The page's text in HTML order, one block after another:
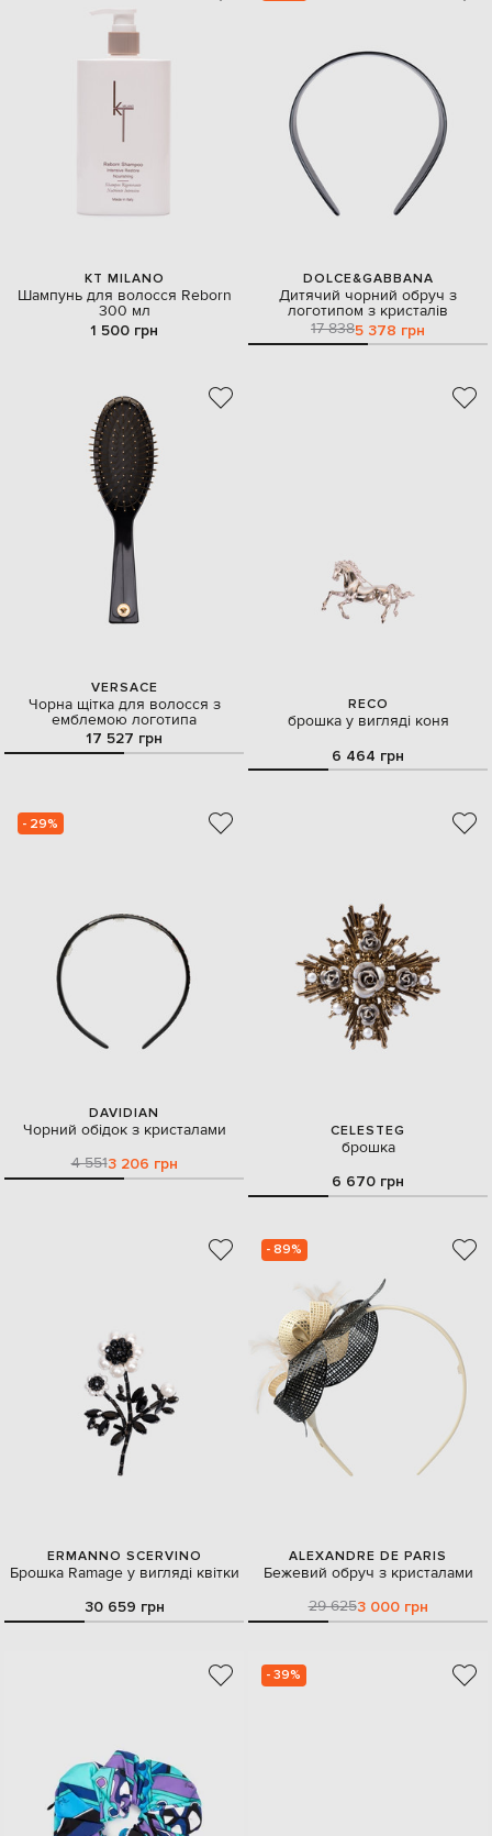
KT MILANO
Шампунь для волосся Reborn
300 мл
1 500 грн
DOLCE&GABBANA
Дитячий чорний обруч з
логотипом з кристалів
17 8385 378 грн
VERSACE
Чорна щітка для волосся з
емблемою логотипа
17 527 грн
RECO
брошка у вигляді коня
6 464 грн
- 29%
DAVIDIAN
Чорний обідок з кристалами
4 5513 206 грн
CELESTEG
брошка
6 670 грн
ERMANNO SCERVINO
Брошка Ramage у вигляді квітки
30 659 грн
- 89%
ALEXANDRE DE PARIS
Бежевий обруч з кристалами
29 6253 000 грн
- 39%